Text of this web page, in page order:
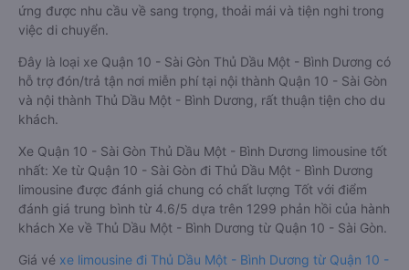
ứng được nhu cầu về sang trọng, thoải mái và tiện nghi trong
việc di chuyển.
Đây là loại xe Quận 10 - Sài Gòn Thủ Dầu Một - Bình Dương có
hỗ trợ đón/trả tận nơi miễn phí tại nội thành Quận 10 - Sài Gòn
và nội thành Thủ Dầu Một - Bình Dương, rất thuận tiện cho du
khách.
Xe Quận 10 - Sài Gòn Thủ Dầu Một - Bình Dương limousine tốt
nhất: Xe từ Quận 10 - Sài Gòn đi Thủ Dầu Một - Bình Dương
limousine được đánh giá chung có chất lượng Tốt với điểm
đánh giá trung bình từ 4.6/5 dựa trên 1299 phản hồi của hành
khách Xe về Thủ Dầu Một - Bình Dương từ Quận 10 - Sài Gòn.
Giá vé xe limousine đi Thủ Dầu Một - Bình Dương từ Quận 10 -